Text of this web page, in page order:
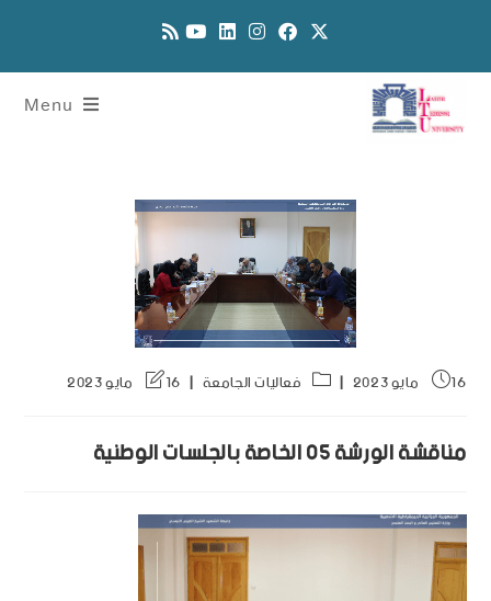
Menu
16 مايو 2023 فعاليات الجامعة 16 مايو 2023
مناقشة الورشة 05 الخاصة بالجلسات الوطنية